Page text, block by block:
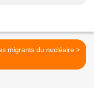
Les migrants du nucléaire >